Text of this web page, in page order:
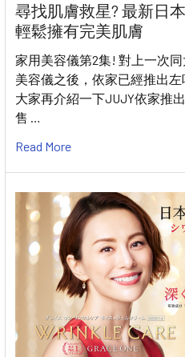
尋找肌膚救星? 最新日
輕鬆擁有完美肌膚
家用美容儀第2集! 對上一次
美容儀之後，依家已經推出
大家再介紹一下JUJY依家推
售 …
Read More